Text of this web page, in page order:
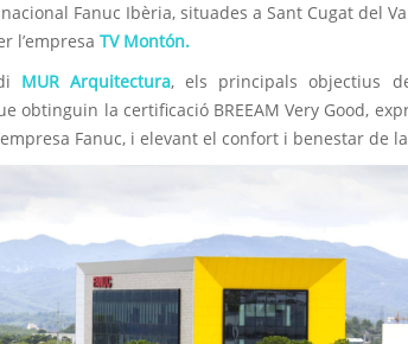
Fanuc Ibèria, situades a Sant Cugat del
l’empresa TV Montón.
MUR Arquitectura, els principals objectius
obtinguin la certificació BREEAM Very Good,
Fanuc, i elevant el confort i benestar de